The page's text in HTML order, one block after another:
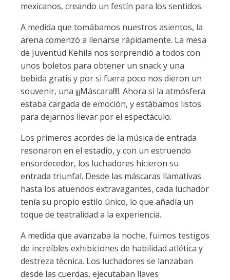
mexicanos, creando un festín para los sentidos.
A medida que tomábamos nuestros asientos, la
arena comenzó a llenarse rápidamente. La mesa
de Juventud Kehila nos sorprendió a todos con
unos boletos para obtener un snack y una
bebida gratis y por si fuera poco nos dieron un
souvenir, una ¡¡¡Máscara!!!!. Ahora si la atmósfera
estaba cargada de emoción, y estábamos listos
para dejarnos llevar por el espectáculo.
Los primeros acordes de la música de entrada
resonaron en el estadio, y con un estruendo
ensordecedor, los luchadores hicieron su
entrada triunfal. Desde las máscaras llamativas
hasta los atuendos extravagantes, cada luchador
tenía su propio estilo único, lo que añadía un
toque de teatralidad a la experiencia.
A medida que avanzaba la noche, fuimos testigos
de increíbles exhibiciones de habilidad atlética y
destreza técnica. Los luchadores se lanzaban
desde las cuerdas, ejecutaban llaves